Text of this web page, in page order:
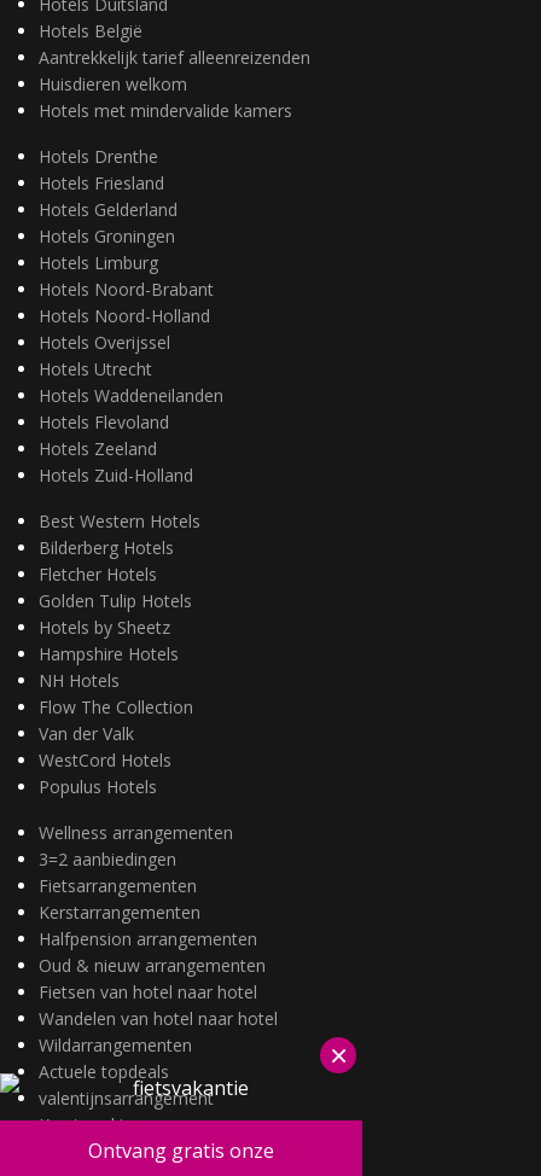
Hotels België
Aantrekkelijk tarief alleenreizenden
Huisdieren welkom
Hotels met mindervalide kamers
Hotels Drenthe
Hotels Friesland
Hotels Gelderland
Hotels Groningen
Hotels Limburg
Hotels Noord-Brabant
Hotels Noord-Holland
Hotels Overijssel
Hotels Utrecht
Hotels Waddeneilanden
Hotels Flevoland
Hotels Zeeland
Hotels Zuid-Holland
Best Western Hotels
Bilderberg Hotels
Fletcher Hotels
Golden Tulip Hotels
Hotels by Sheetz
Hampshire Hotels
NH Hotels
Flow The Collection
Van der Valk
WestCord Hotels
Populus Hotels
Wellness arrangementen
3=2 aanbiedingen
Fietsarrangementen
Kerstarrangementen
Halfpension arrangementen
Oud & nieuw arrangementen
Fietsen van hotel naar hotel
Wandelen van hotel naar hotel
Wildarrangementen
Actuele topdeals
valentijnsarrangement
Kerstmarkten
Fietsvakanties
×
Ontvang gratis onze